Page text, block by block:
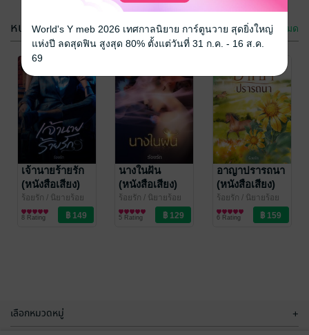
นางในฝัน
ร้อยรัก
/ นิยายร้อย
รัก
นิยายรัก
4 Rating
หัวใจรักนิรา
/ นิยายร้อย
รัก
นิยายรัก
3 Rating
หนังสือเสียง ดูทั้งหมด
เจ้านายร้ายรัก
(หนังสือเสียง)
ร้อยรัก / นิยายร้อย
รัก
นิยายรัก
8 Rating
นางในฝัน
(หนังสือเสียง)
ร้อยรัก / นิยายร้อย
รัก
นิยายรัก
5 Rating
อาญาปรารถนา
(หนังสือเสียง)
ร้อยรัก / นิยายร้อย
รัก
นิยายรัก
6 Rating
เลือกหมวดหมู่ +
World's Y meb 2026 เทศกาลนิยาย การ์ตูนวาย สุดยิ่งใหญ่
แห่งปี ลดสุดฟิน สูงสุด 80% ตั้งแต่วันที่ 31 ก.ค. - 16 ส.ค.
69